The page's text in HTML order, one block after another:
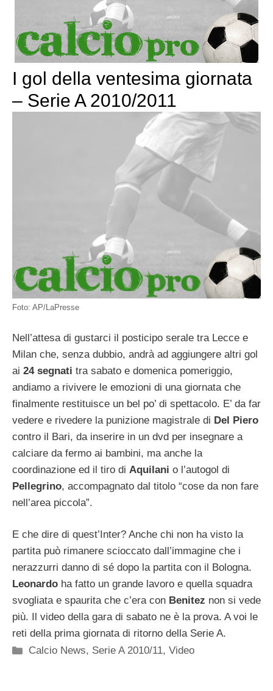
I gol della ventesima giornata
– Serie A 2010/2011
Foto: AP/LaPresse
Nell’attesa di gustarci il posticipo serale tra Lecce e
Milan che, senza dubbio, andrà ad aggiungere altri gol
ai 24 segnati tra sabato e domenica pomeriggio,
andiamo a rivivere le emozioni di una giornata che
finalmente restituisce un bel po’ di spettacolo. E’ da far
vedere e rivedere la punizione magistrale di Del Piero
contro il Bari, da inserire in un dvd per insegnare a
calciare da fermo ai bambini, ma anche la
coordinazione ed il tiro di Aquilani o l’autogol di
Pellegrino, accompagnato dal titolo “cose da non fare
nell’area piccola”.
E che dire di quest’Inter? Anche chi non ha visto la
partita può rimanere scioccato dall’immagine che i
nerazzurri danno di sé dopo la partita con il Bologna.
Leonardo ha fatto un grande lavoro e quella squadra
svogliata e spaurita che c’era con Benitez non si vede
più. Il video della gara di sabato ne è la prova. A voi le
reti della prima giornata di ritorno della Serie A.
Categorie
Calcio News, Serie A 2010/11,Video